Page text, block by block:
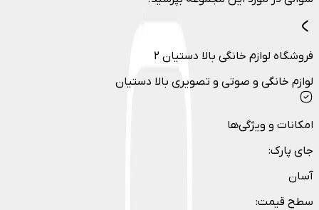
فروشگاه لوازم خانگی بالا دستیان 2
لوازم خانگی و صوتی و تصویری بالا دستیان
امکانات و ویژگی‌ها
جای پارک:
آسان
سطح قیمت: